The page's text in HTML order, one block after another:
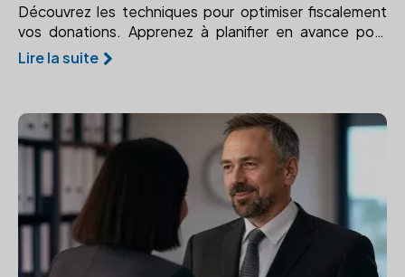
Découvrez les techniques pour optimiser fiscalement
vos donations. Apprenez à planifier en avance pour
réduire les droits de donation grâce à des plafonds
d'abattement et une stratégie de fractionnement.
Lire la suite